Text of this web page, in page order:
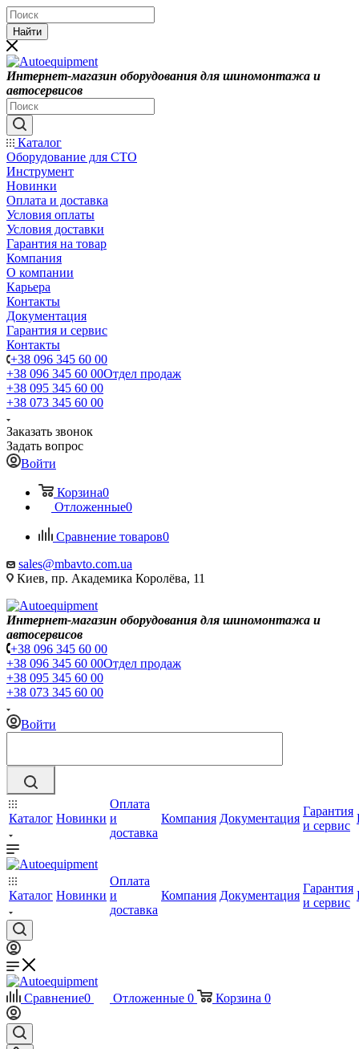
Найти
Интернет-магазин оборудования для шиномонтажа и
автосервисов
Каталог
Оборудование для СТО
Инструмент
Новинки
Оплата и доставка
Условия оплаты
Условия доставки
Гарантия на товар
Компания
О компании
Карьера
Контакты
Документация
Гарантия и сервис
Контакты
+38 096 345 60 00
+38 096 345 60 00Отдел продаж
+38 095 345 60 00
+38 073 345 60 00
Заказать звонок
Задать вопрос
Войти
Корзина0
Отложенные0
Сравнение товаров0
sales@mbavto.com.ua
Киев, пр. Академика Королёва, 11
Интернет-магазин оборудования для шиномонтажа и
автосервисов
+38 096 345 60 00
+38 096 345 60 00Отдел продаж
+38 095 345 60 00
+38 073 345 60 00
Войти
Каталог Новинки
Оплата
и
доставка
Компания Документация
Гарантия
и сервис
Каталог Новинки
Оплата
и
доставка
Компания Документация
Гарантия
и сервис
Сравнение0 Отложенные 0 Корзина 0